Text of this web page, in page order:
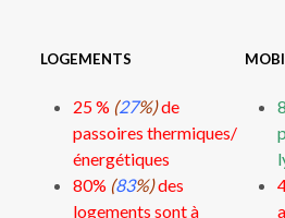
LOGEMENTS
25 % (27%)de
passoires thermiques/
énergétiques
80% (83%)des
logements sont à